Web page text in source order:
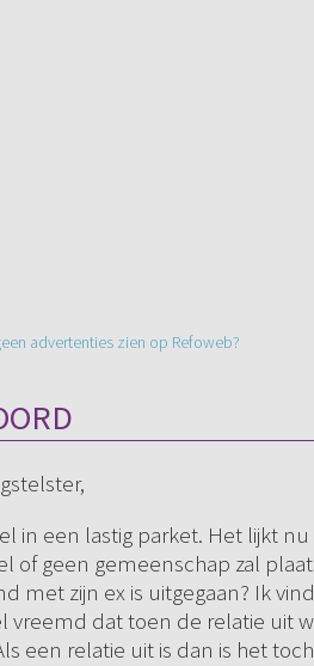
advertenties zien op Refoweb?
in een lastig parket. Het lijkt
of geen gemeenschap zal
met zijn ex is uitgegaan? Ik
vreemd dat toen de relatie uit
een relatie uit is dan is het